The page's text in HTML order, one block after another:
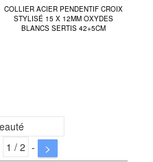
COLLIER ACIER PENDENTIF CROIX
STYLISÉ 15 X 12MM OXYDES
BLANCS SERTIS 42+5CM
- >